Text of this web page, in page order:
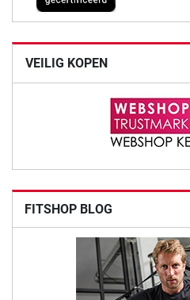
VEILIG KOPEN
FITSHOP BLOG